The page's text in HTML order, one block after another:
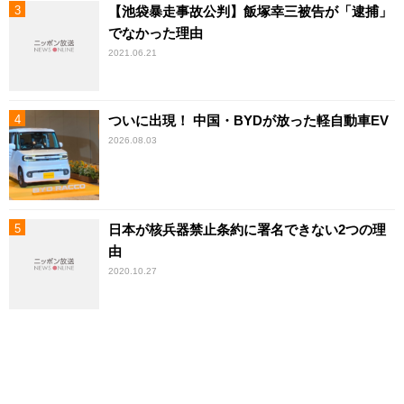
【池袋暴走事故公判】飯塚幸三被告が「逮捕」
でなかった理由
2021.06.21
ついに出現！ 中国・BYDが放った軽自動車EV
2026.08.03
日本が核兵器禁止条約に署名できない2つの理
由
2020.10.27